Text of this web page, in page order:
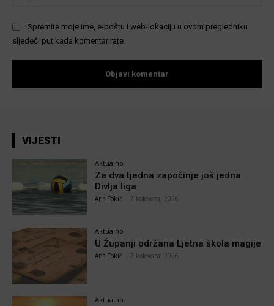
Spremite moje ime, e-poštu i web-lokaciju u ovom pregledniku
sljedeći put kada komentarirate.
VIJESTI
Aktualno
Za dva tjedna započinje još jedna
Divlja liga
Ana Tokić 7 kolovoza, 2026
Aktualno
U Županji održana Ljetna škola magije
Ana Tokić 7 kolovoza, 2026
Aktualno